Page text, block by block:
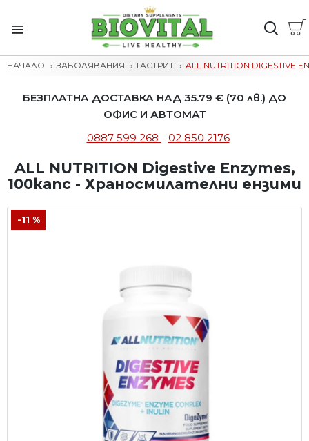
НАЧАЛО ЗАБОЛЯВАНИЯ ГАСТРИТ ALL NUTRITION
БЕЗПЛАТНА ДОСТАВКА НАД 35.79 € (70 лв.) ДО
ОФИС И АВТОМАТ
0887 599 268
02 850 2176
ALL NUTRITION Digestive Enzymes,
100капс - Храносмилателни ензими
-11 %